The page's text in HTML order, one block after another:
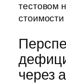
тестовом
через